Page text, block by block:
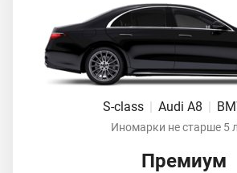
S-class | Audi A8 |
Иномарки не старше 5
Премиум